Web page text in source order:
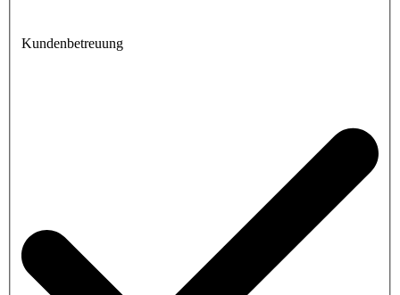
Kundenbetreuung